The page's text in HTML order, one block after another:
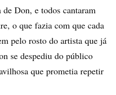
Don, e todos cantaram
o que fazia com que cada
pelo rosto do artista que já
se despediu do público
que prometia repetir